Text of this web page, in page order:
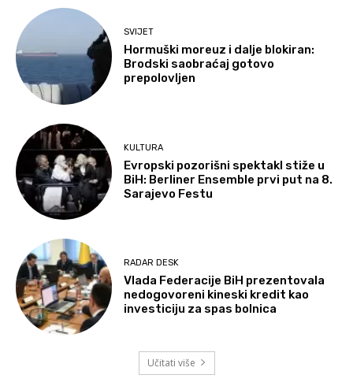
SVIJET
Hormuški moreuz i dalje blokiran:
Brodski saobraćaj gotovo
prepolovljen
KULTURA
Evropski pozorišni spektakl stiže u
BiH: Berliner Ensemble prvi put na 8.
Sarajevo Festu
RADAR DESK
Vlada Federacije BiH prezentovala
nedogovoreni kineski kredit kao
investiciju za spas bolnica
Učitati više